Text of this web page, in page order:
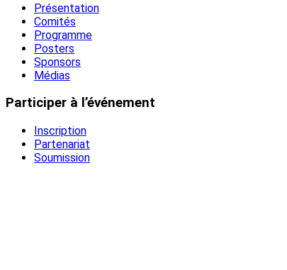
Présentation
Comités
Programme
Posters
Sponsors
Médias
Participer à l’événement
Inscription
Partenariat
Soumission